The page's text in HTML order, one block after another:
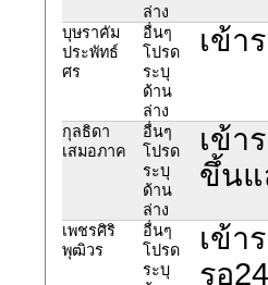
ล่าง
บุษราคัม
ประพัทธ์
ศร
อื่นๆ
โปรด
ระบุ
ด้าน
ล่าง
เข้า
กุลธิดา
เสมอภาค
อื่นๆ
โปรด
ระบุ
ด้าน
ล่าง
เข้า
ขึ้นแ
เพชรศิริ
พุฒิวร
อื่นๆ
โปรด
ระบุ
เข้า
รอ